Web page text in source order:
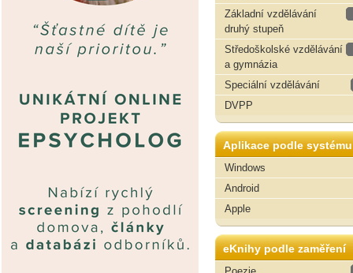
Základní vzdělávání
druhý stupeň
Středoškolské vzdělávání
a gymnázia
Speciální vzdělávání
DVPP
Aplikace podle systému
Windows
Android
Apple
eKnihy podle zaměření